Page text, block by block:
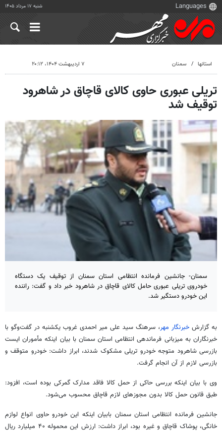
شنبه ۱۷ مرداد ۱۴۰۵
استانها سمنان ۷ اردیبهشت ۱۴۰۴، ۲۰:۱۲
تریلی عبوری حاوی کالای قاچاق در شاهرود
توقیف شد
سمنان- جانشین فرمانده انتظامی استان سمنان از توقیف یک دستگاه
خودروی تریلی عبوری حامل کالای قاچاق در شاهرود خبر داد و گفت: راننده
این خودرو دستگیر شد.
به گزارش خبرنگار مهر، سرهنگ سید علی میر احمدی غروب یکشنبه در گفت‌وگو با
خبرنگاران به میزبانی فرماندهی انتظامی استان سمنان با بیان اینکه مأموران ایست
بازرسی شاهرود متوجه خودرو تریلی مشکوک شدند، ابراز داشت: خودرو متوقف و
بازرسی لازم از آن انجام گرفت.
وی با بیان اینکه بررسی حاکی از حمل کالا فاقد مدارک گمرکی بوده است، افزود:
طبق قانون حمل کالا بدون مجوزهای لازم قاچاق محسوب می‌شود.
جانشین فرمانده انتظامی استان سمنان بابیان اینکه این خودرو حاوی انواع لوازم
خانگی، پوشاک قاچاق و غیره بود، ابراز داشت: ارزش این محموله ۴۰ میلیارد ریال